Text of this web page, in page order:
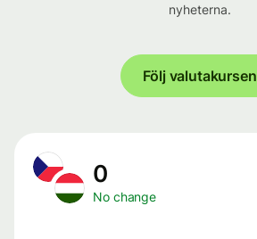
nyheterna.
Följ valutakursen
0
No change